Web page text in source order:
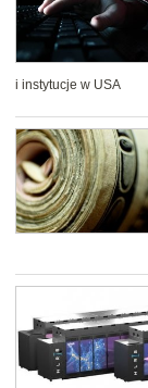
i instytucje w USA